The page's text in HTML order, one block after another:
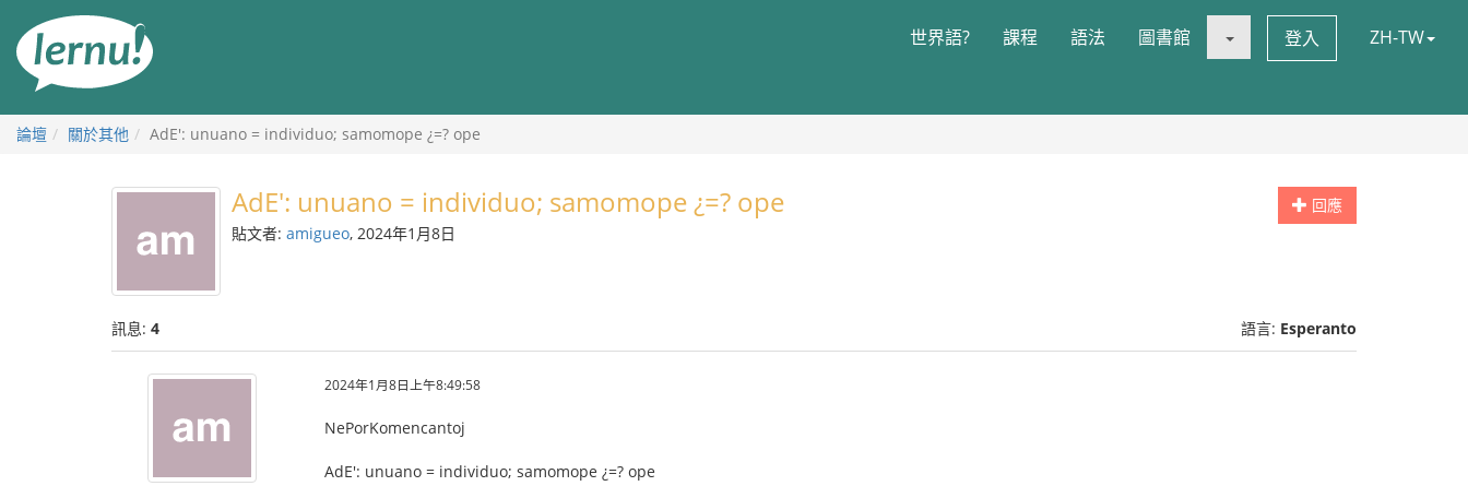
世界語? 課程 語法 圖書館 登入 ZH-TW
論壇 關於其他 AdE': unuano = individuo; samomope ¿=? ope
回應
AdE': unuano = individuo; samomope ¿=? ope
貼文者: amigueo, 2024年1月8日
訊息: 4 語言: Esperanto
2024年1月8日上午8:49:58
NePorKomencantoj
AdE': unuano = individuo; samomope ¿=? ope